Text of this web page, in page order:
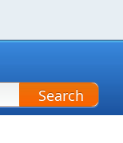
Search